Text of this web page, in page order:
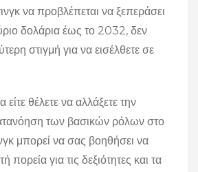
να προβλέπεται να ξεπεράσει
δολάρια έως το 2032, δεν
στιγμή για να εισέλθετε σε
είτε θέλετε να αλλάξετε την
των βασικών ρόλων στο
μπορεί να σας βοηθήσει να
πορεία για τις δεξιότητες και τα